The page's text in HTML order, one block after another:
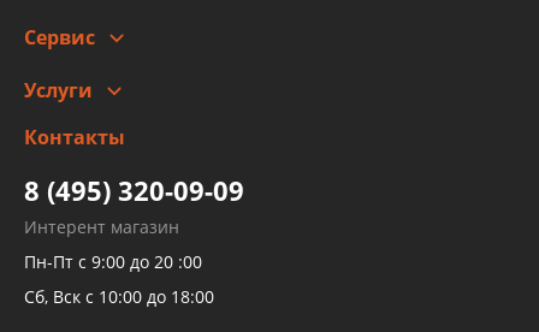
Сервис
Заправка кондиционера авто
Детейлинг
Услуги
высокого давления
Тормозных трубок
Рукавов гидроусилителей
Рукавов компрессоров и турбин
Трубок кондиционеров
Контакты
8 (495) 320-09-09
Интерент магазин
Пн-Пт с 9:00 до 20 :00
Сб, Вск с 10:00 до 18:00